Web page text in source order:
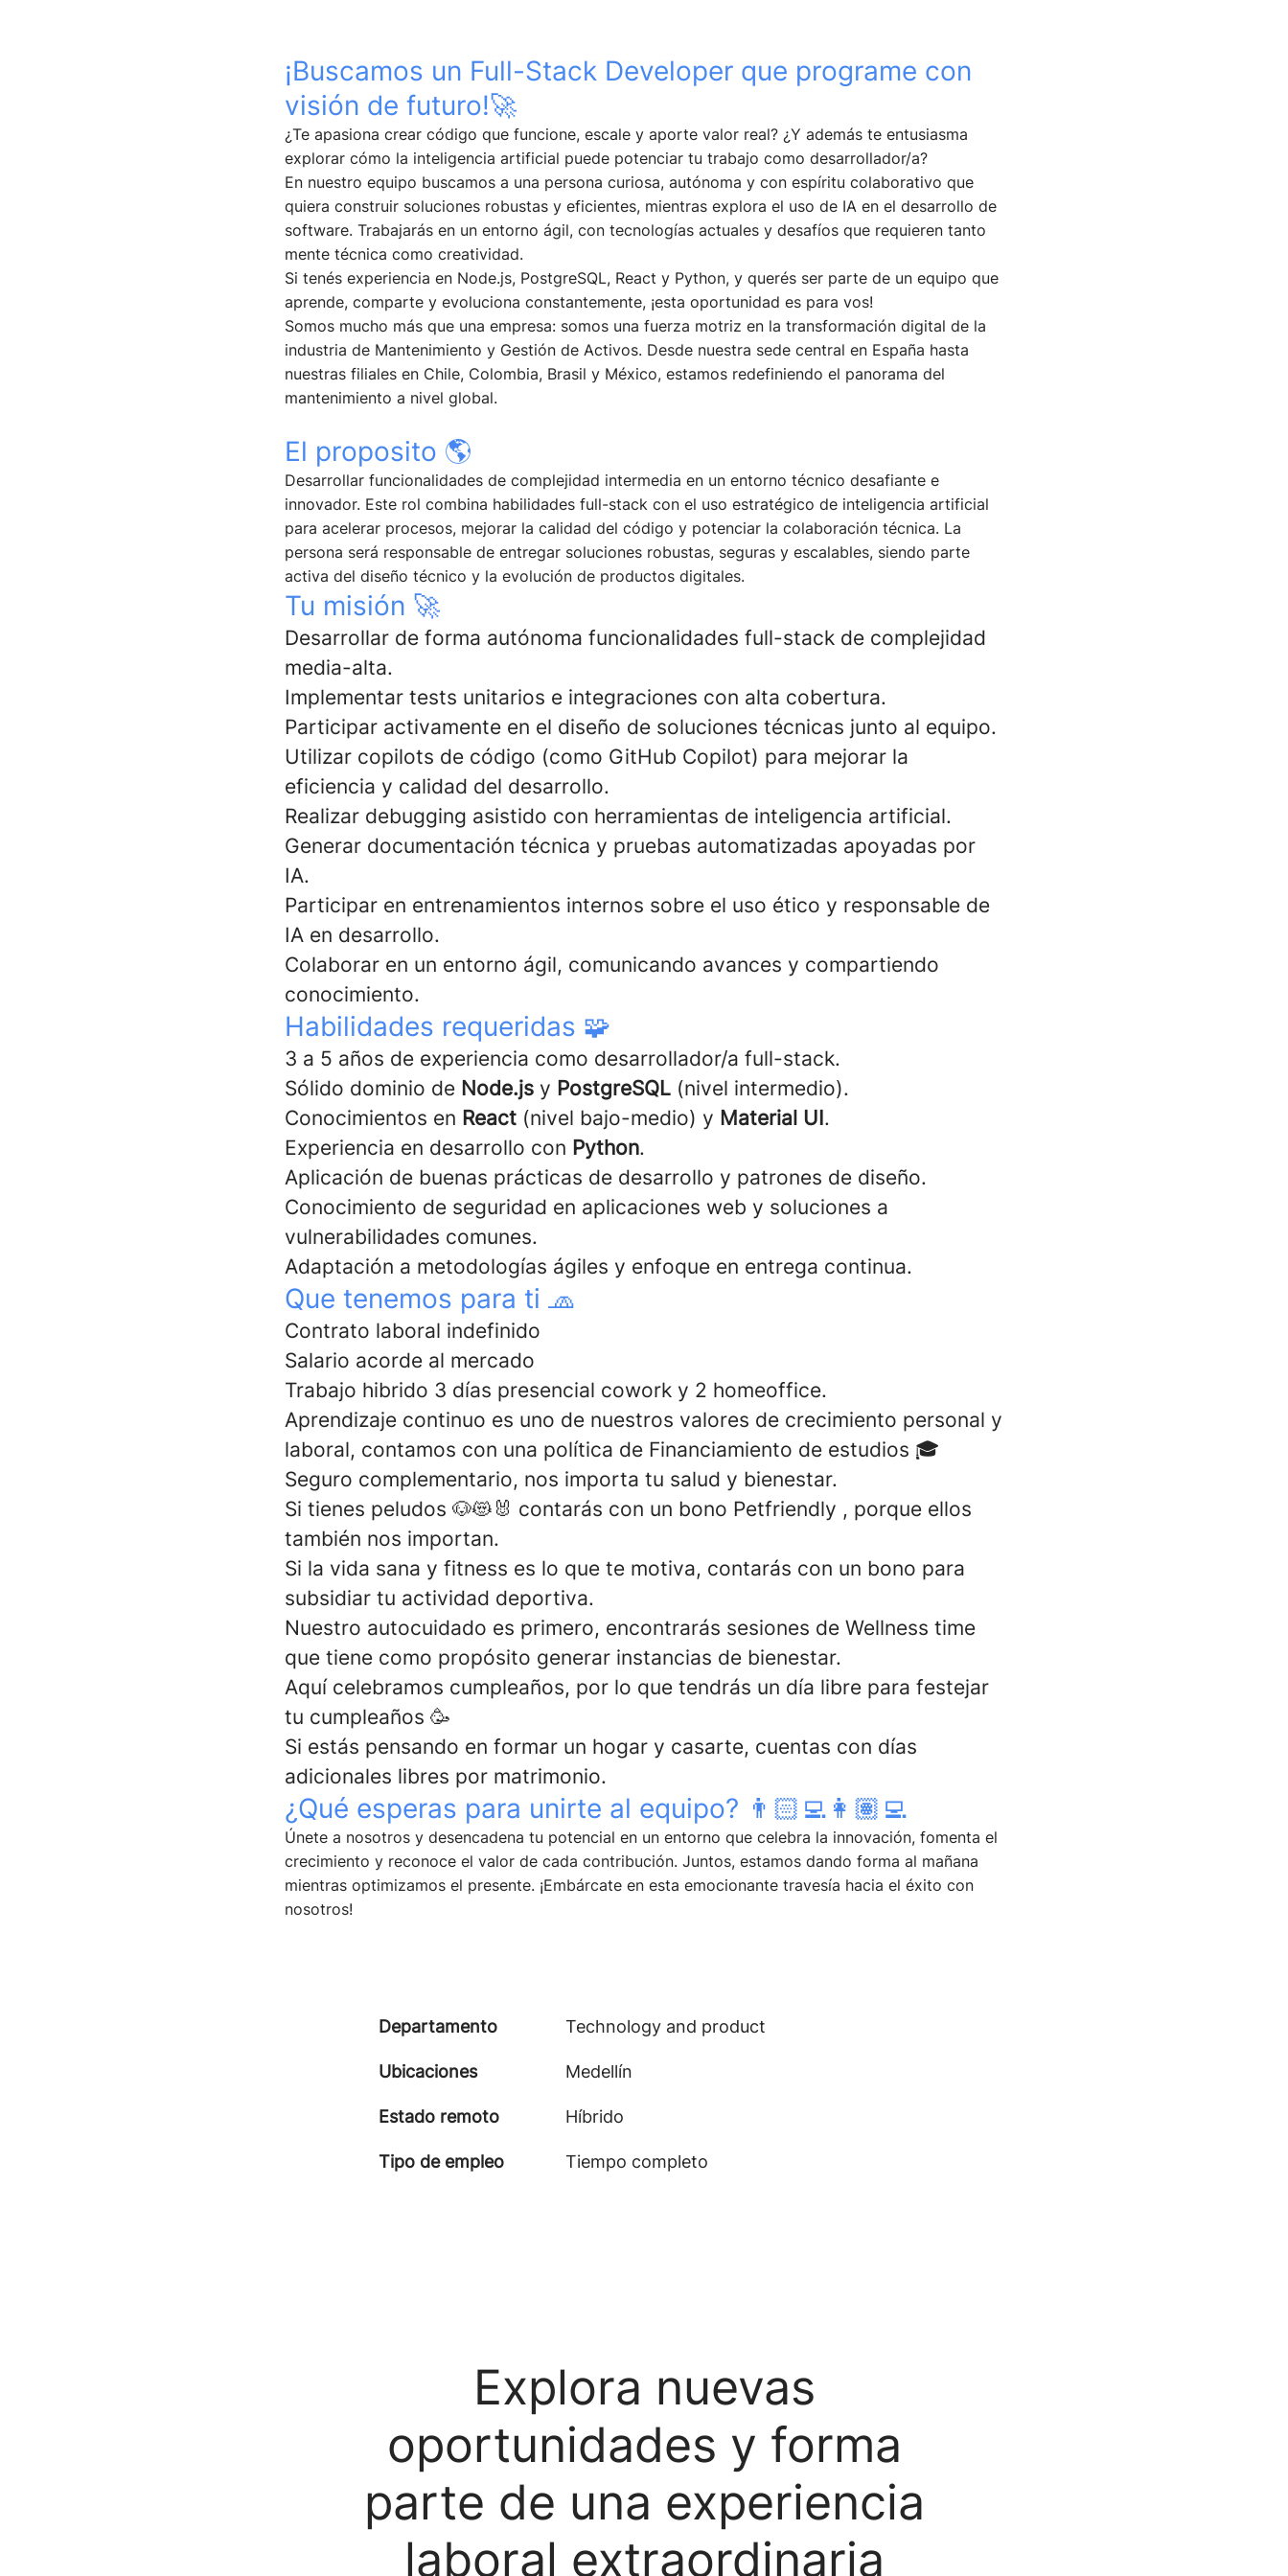
¡Buscamos un Full-Stack Developer que programe con
visión de futuro!🚀
¿Te apasiona crear código que funcione, escale y aporte valor real? ¿Y además te entusiasma
explorar cómo la inteligencia artificial puede potenciar tu trabajo como desarrollador/a?
En nuestro equipo buscamos a una persona curiosa, autónoma y con espíritu colaborativo que
quiera construir soluciones robustas y eficientes, mientras explora el uso de IA en el desarrollo de
software. Trabajarás en un entorno ágil, con tecnologías actuales y desafíos que requieren tanto
mente técnica como creatividad.
Si tenés experiencia en Node.js, PostgreSQL, React y Python, y querés ser parte de un equipo que
aprende, comparte y evoluciona constantemente, ¡esta oportunidad es para vos!
Somos mucho más que una empresa: somos una fuerza motriz en la transformación digital de la
industria de Mantenimiento y Gestión de Activos. Desde nuestra sede central en España hasta
nuestras filiales en Chile, Colombia, Brasil y México, estamos redefiniendo el panorama del
mantenimiento a nivel global.
El proposito 🌎
Desarrollar funcionalidades de complejidad intermedia en un entorno técnico desafiante e
innovador. Este rol combina habilidades full-stack con el uso estratégico de inteligencia artificial
para acelerar procesos, mejorar la calidad del código y potenciar la colaboración técnica. La
persona será responsable de entregar soluciones robustas, seguras y escalables, siendo parte
activa del diseño técnico y la evolución de productos digitales.
Tu misión 🚀
Desarrollar de forma autónoma funcionalidades full-stack de complejidad
media-alta.
Implementar tests unitarios e integraciones con alta cobertura.
Participar activamente en el diseño de soluciones técnicas junto al equipo.
Utilizar copilots de código (como GitHub Copilot) para mejorar la
eficiencia y calidad del desarrollo.
Realizar debugging asistido con herramientas de inteligencia artificial.
Generar documentación técnica y pruebas automatizadas apoyadas por
IA.
Participar en entrenamientos internos sobre el uso ético y responsable de
IA en desarrollo.
Colaborar en un entorno ágil, comunicando avances y compartiendo
conocimiento.
Habilidades requeridas 🧩
3 a 5 años de experiencia como desarrollador/a full-stack.
Sólido dominio de Node.js y PostgreSQL (nivel intermedio).
Conocimientos en React (nivel bajo-medio) y Material UI.
Experiencia en desarrollo con Python.
Aplicación de buenas prácticas de desarrollo y patrones de diseño.
Conocimiento de seguridad en aplicaciones web y soluciones a
vulnerabilidades comunes.
Adaptación a metodologías ágiles y enfoque en entrega continua.
Que tenemos para ti 🧢
Contrato laboral indefinido
Salario acorde al mercado
Trabajo hibrido 3 días presencial cowork y 2 homeoffice.
Aprendizaje continuo es uno de nuestros valores de crecimiento personal y
laboral, contamos con una política de Financiamiento de estudios 🎓
Seguro complementario, nos importa tu salud y bienestar.
Si tienes peludos 🐶😻🐰 contarás con un bono Petfriendly , porque ellos
también nos importan.
Si la vida sana y fitness es lo que te motiva, contarás con un bono para
subsidiar tu actividad deportiva.
Nuestro autocuidado es primero, encontrarás sesiones de Wellness time
que tiene como propósito generar instancias de bienestar.
Aquí celebramos cumpleaños, por lo que tendrás un día libre para festejar
tu cumpleaños 🥳
Si estás pensando en formar un hogar y casarte, cuentas con días
adicionales libres por matrimonio.
¿Qué esperas para unirte al equipo? 👨🏻‍💻👩🏽‍💻
Únete a nosotros y desencadena tu potencial en un entorno que celebra la innovación, fomenta el
crecimiento y reconoce el valor de cada contribución. Juntos, estamos dando forma al mañana
mientras optimizamos el presente. ¡Embárcate en esta emocionante travesía hacia el éxito con
nosotros!
Departamento Technology and product
Ubicaciones Medellín
Estado remoto Híbrido
Tipo de empleo Tiempo completo
Explora nuevas
oportunidades y forma
parte de una experiencia
laboral extraordinaria